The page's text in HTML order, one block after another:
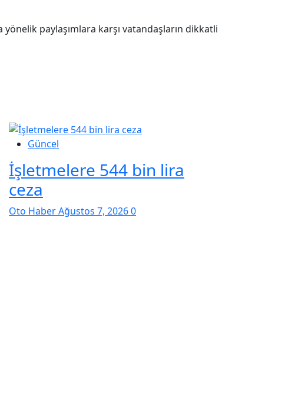
paylaşımlara karşı vatandaşların dikkatli
Güncel
İşletmelere 544 bin lira
ceza
Oto HaberAğustos 7, 20260